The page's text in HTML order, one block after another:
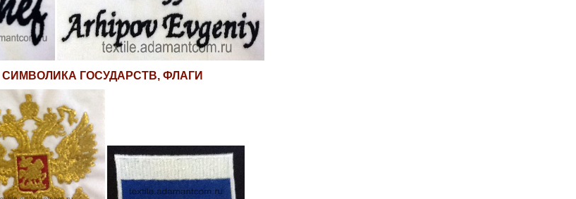
СИМВОЛИКА ГОСУДАРСТВ, ФЛАГИ